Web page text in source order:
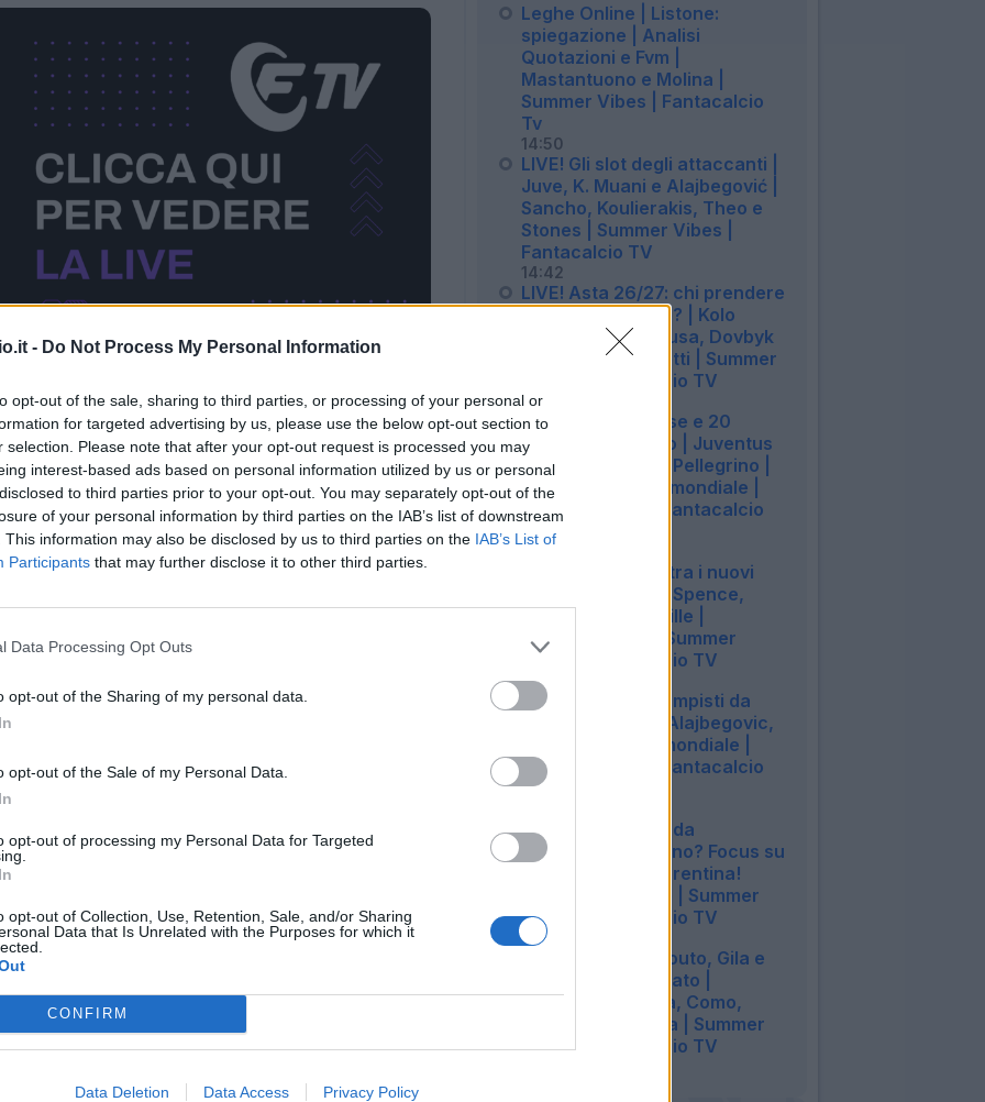
- Do Not Process My Personal Information
opt-out of the sale, sharing to third parties, or processing of your personal or
for targeted advertising by us, please use the below opt-out section to
selection. Please note that after your opt-out request is processed you may
interest-based ads based on personal information utilized by us or personal
to third parties prior to your opt-out. You may separately opt-out of the
of your personal information by third parties on the IAB’s list of downstream
This information may also be disclosed by us to third parties on the IAB’s List of
Participants that may further disclose it to other third parties.
Data Processing Opt Outs
opt-out of the Sharing of my personal data.
opt-out of the Sale of my Personal Data.
opt-out of processing my Personal Data for Targeted
opt-out of Collection, Use, Retention, Sale, and/or Sharing
Data that Is Unrelated with the Purposes for which it
CONFIRM
Data Deletion Data Access Privacy Policy
di Fantacalcio TV! Ogni giorno, spazio al
A, alla presentazione dei fanta-arrivi in Serie
del Fantacalcio che verrà.
alle vostre domande: priorità ai nostri
ha già un qualsiasi abbonamento Prime,
è gratis)
PERO': DIAMO PRIORITA' AI
Leghe Online | Listone:
spiegazione | Analisi
Quotazioni e Fvm |
Mastantuono e Molina |
Summer Vibes | Fantacalcio
Tv
14:50
LIVE! Gli slot degli attaccanti |
Juve, K. Muani e Alajbegović |
Sancho, Koulierakis, Theo e
Stones | Summer Vibes |
Fantacalcio TV
14:42
LIVE! Asta 26/27: chi prendere
a parità di prezzo? | Kolo
Muani, Stones, Nusa, Dovbyk
e Castro | Campetti | Summer
Vibes | Fantacalcio TV
14:42
LIVE! 3 scommesse e 20
trattative in corso | Juventus
con Kolo Muani e Pellegrino |
Campetti e Fantamondiale |
Summer Vibes | Fantacalcio
TV
LIVE! 6 sorprese tra i nuovi
arrivi | Mazraoui, Spence,
Kessie, Summerville |
Fantamondiale | Summer
Vibes | Fantacalcio TV
14:42
LIVE! 10 centrocampisti da
bonus | Spence, Alajbegovic,
Zeballos | Fantamondiale |
Summer Vibes | Fantacalcio
TV
LIVE! Asta 26/27: da
(ri)prendere, sì o no? Focus su
10 nomi | Atta-Fiorentina!
Cambia l'Udinese | Summer
Vibes | Fantacalcio TV
14:29
LIVE! Vlahovic, Couto, Gila e
Solet: calciomercato |
Campetti Bologna, Como,
Juventus e Genoa | Summer
Vibes | Fantacalcio TV